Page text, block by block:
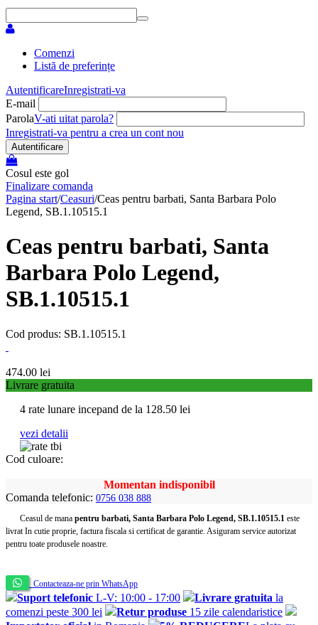
Comenzi
Listă de preferințe
AutentificareInregistrati-va
E-mail
ParolaV-ati uitat parola?
Inregistrati-va pentru a crea un cont nou
Autentificare
Cosul este gol
Finalizare comanda
Pagina start/Ceasuri/Ceas pentru barbati, Santa Barbara Polo
Legend, SB.1.10515.1
Ceas pentru barbati, Santa
Barbara Polo Legend,
SB.1.10515.1
Cod produs: SB.1.10515.1
474.00 lei
Livrare gratuita
4 rate lunare incepand de la 128.50 lei
vezi detalii
Cod culoare:
Momentan indisponibil
Comanda telefonic: 0756 038 888
Ceasul de mana pentru barbati, Santa Barbara Polo Legend, SB.1.10515.1 este
livrat In cutie proprie, factura fiscala si certificat de garantie. Asiguram service autorizat
pentru toate produsele noastre.
Contacteaza-ne prin WhatsApp
Suport telefonic L-V: 10:00 - 17:00 Livrare gratuita la
comenzi peste 300 lei
Retur produse 15 zile calendaristice